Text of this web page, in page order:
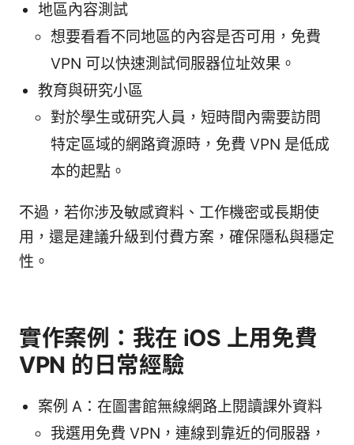
地區內容測試
想要看看不同地區的內容是否可用，免費
VPN 可以快速測試伺服器位址效果。
教育與研究小區
對於學生或研究人員，短時間內需要訪問
特定區域的網路資源時，免費 VPN 是低成
本的起點。
不過，若你涉及敏感資料、工作機密或長期使
用，還是建議升級到付費方案，確保隱私與穩定
性。
實作案例：我在 iOS 上用免費
VPN 的日常經驗
案例 A：在圖書館無線網路上閱讀課外資料
我選用免費 VPN，連線到靠近的伺服器，